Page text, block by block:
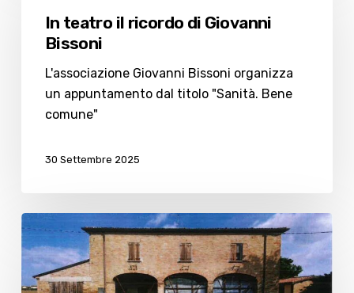
ricordo
Giovanni
Bissoni
In teatro il ricordo di Giovanni
Bissoni
L'associazione Giovanni Bissoni organizza
un appuntamento dal titolo "Sanità. Bene
comune"
30 Settembre 2025
In
vendita
un
immobile